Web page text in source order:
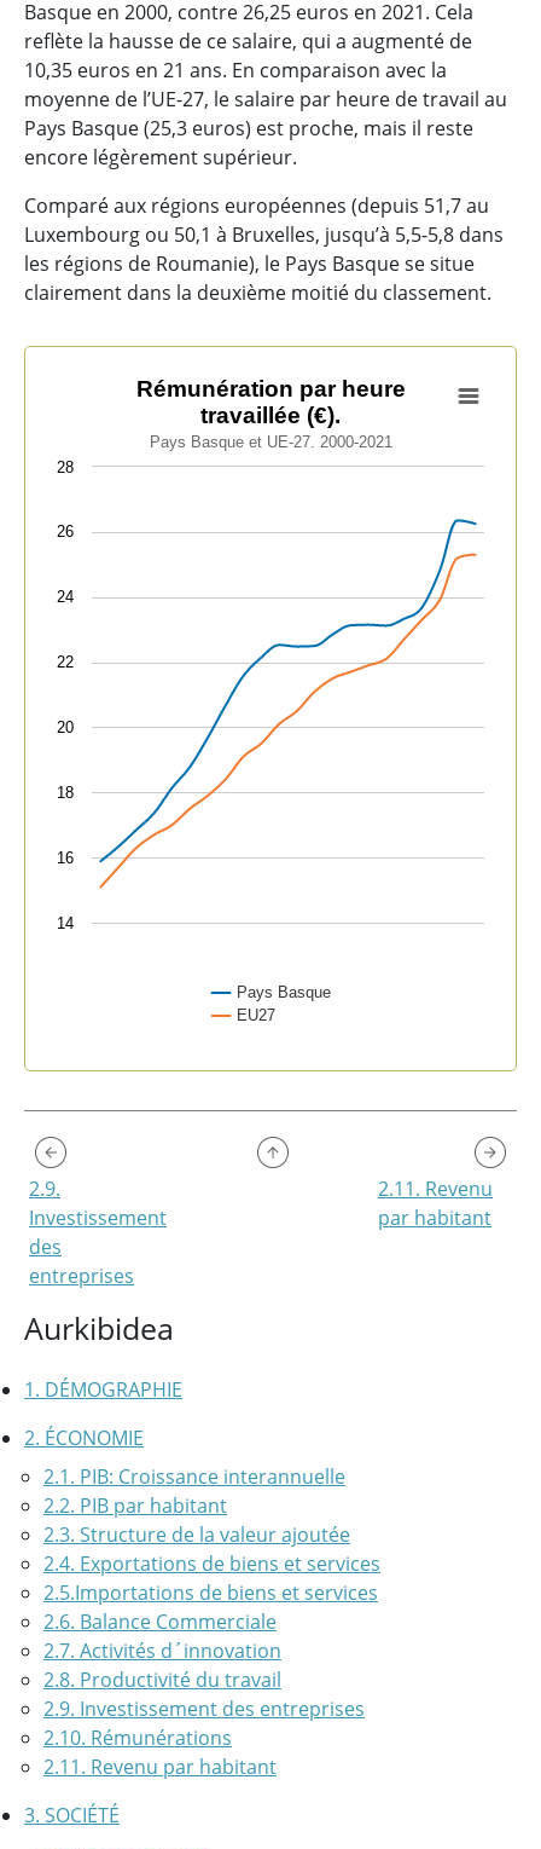
Aurkibidea
1. DÉMOGRAPHIE
2. ÉCONOMIE
2.1. PIB: Croissance interannuelle
2.2. PIB par habitant
2.3. Structure de la valeur ajoutée
2.4. Exportations de biens et services
2.5.Importations de biens et services
2.6. Balance Commerciale
2.7. Activités d´innovation
2.8. Productivité du travail
2.9. Investissement des entreprises
2.10. Rémunérations
2.11. Revenu par habitant
3. SOCIÉTÉ
Basque en 2000, contre 26,25 euros en 2021. Cela
reflète la hausse de ce salaire, qui a augmenté de
10,35 euros en 21 ans. En comparaison avec la
moyenne de l’UE-27, le salaire par heure de travail au
Pays Basque (25,3 euros) est proche, mais il reste
encore légèrement supérieur.
Comparé aux régions européennes (depuis 51,7 au
Luxembourg ou 50,1 à Bruxelles, jusqu’à 5,5-5,8 dans
les régions de Roumanie), le Pays Basque se situe
clairement dans la deuxième moitié du classement.
Rémunération par heure travaillée (€).
Line chart with 2 lines.
Pays Basque et UE-27. 2000-2021
The chart has 1 X axis displaying categories.
The chart has 1 Y axis displaying values. Data ranges
Rémunération par heure
travaillée (€).
Pays Basque et UE-27. 2000-2021
Pays Basque
EU27
14
16
18
20
22
24
26
28
2.9.
Investissement
des
entreprises
2.11. Revenu
par habitant